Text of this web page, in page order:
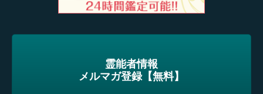
霊能者情報
メルマガ登録【無料】